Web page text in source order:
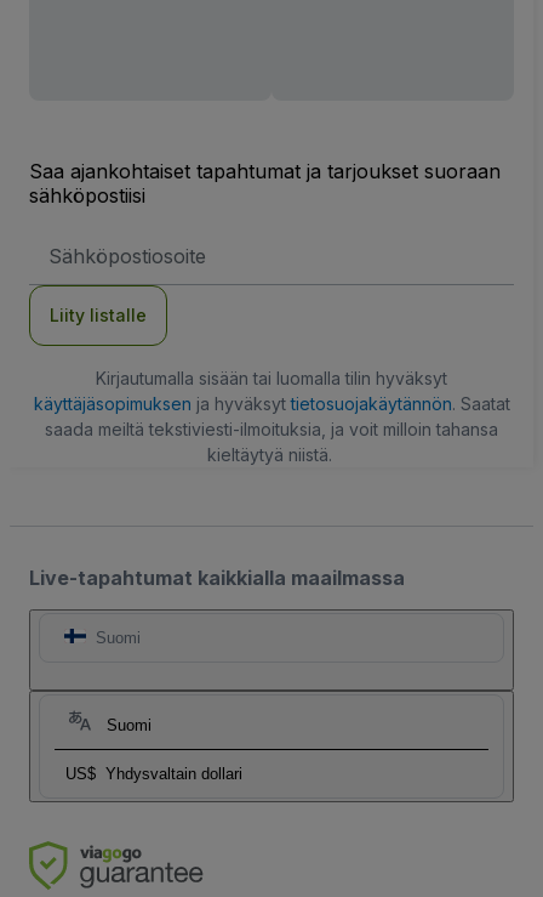
Saa ajankohtaiset tapahtumat ja tarjoukset suoraan
sähköpostiisi
Liity listalle
Kirjautumalla sisään tai luomalla tilin hyväksyt
käyttäjäsopimuksen ja hyväksyttietosuojakäytännön. Saatat
saada meiltä tekstiviesti-ilmoituksia, ja voit milloin tahansa
kieltäytyä niistä.
Live-tapahtumat kaikkialla maailmassa
Suomi
Suomi
US$ Yhdysvaltain dollari